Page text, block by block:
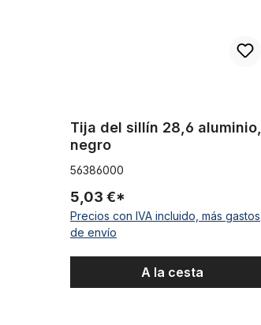
Tija del sillín 28,6 aluminio,
negro
56386000
5,03 €*
Precios con IVA incluido, más gastos
de envío
A la cesta